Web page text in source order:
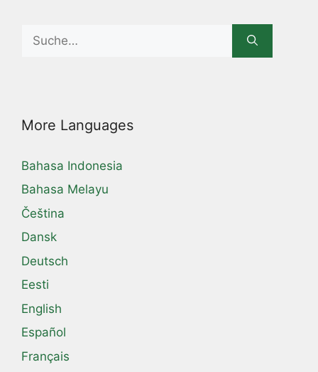
for:
More Languages
Bahasa Indonesia
Bahasa Melayu
Čeština
Dansk
Deutsch
Eesti
English
Español
Français